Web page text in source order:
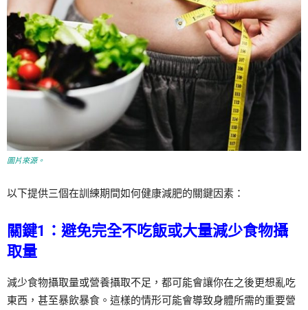
圖片來源。
以下提供三個在訓練期間如何健康減肥的關鍵因素：
關鍵1：避免完全不吃飯或大量減少食物攝
取量
減少食物攝取量或營養攝取不足，都可能會讓你在之後更想亂吃
東西，甚至暴飲暴食。這樣的情形可能會導致身體所需的重要營